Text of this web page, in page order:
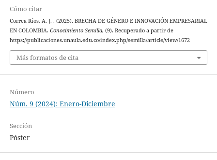
Cómo citar
Correa Ríos, A. J. . (2025). BRECHA DE GÉNERO E INNOVACIÓN EMPRESARIAL
EN COLOMBIA. Conocimiento Semilla, (9). Recuperado a partir de
https://publicaciones.unaula.edu.co/index.php/semilla/article/view/1672
Más formatos de cita
Número
Núm. 9 (2024): Enero-Diciembre
Sección
Póster